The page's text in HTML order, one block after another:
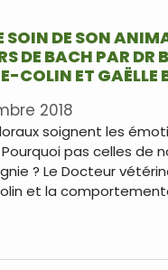
SOIN DE SON
DE BACH PAR DR
COLIN ET GAËLLE
2018
soignent les
pas celles de
? Le Docteur
et la